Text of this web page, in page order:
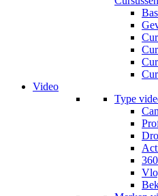
Video
Type